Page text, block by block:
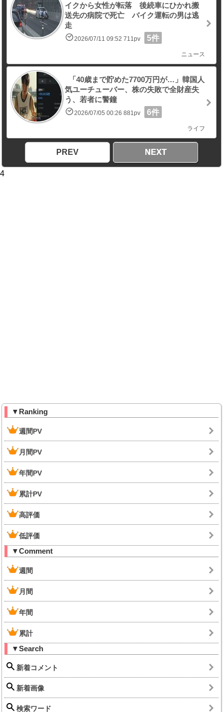
イクから女性が転落 後続車にひかれ搬
送先の病院で死亡 バイク運転の男は逃
走
2026/07/11 09:52 711pv 5件
ニュース
「40歳まで貯めた7700万円が…」韓国人
気ユーチューバー、株の失敗で全財産失
う、若者に警鐘
2026/07/05 00:26 881pv 6件
ライフ
PREV NEXT
4
▼Ranking
週間PV
月間PV
年間PV
累計PV
高評価
低評価
▼Comment
週間
月間
年間
累計
▼Search
新着コメント
新着画像
検索ワード